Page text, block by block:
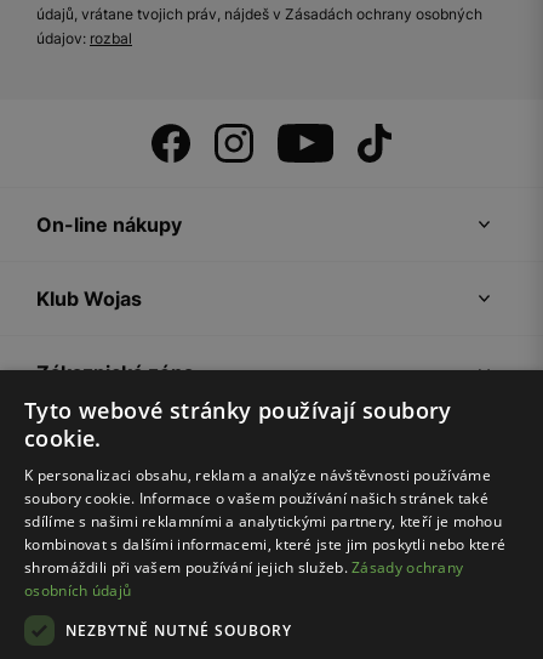
údajů, vrátane tvojich práv, nájdeš v Zásadách ochrany osobných
údajov: rozbal
On-line nákupy
Klub Wojas
Zákaznická zóna
Společnost Wojas
Rady
Tyto webové stránky používají soubory
cookie.
K personalizaci obsahu, reklam a analýze návštěvnosti používáme
soubory cookie. Informace o vašem používání našich stránek také
sdílíme s našimi reklamními a analytickými partnery, kteří je mohou
kombinovat s dalšími informacemi, které jste jim poskytli nebo které
shromáždili při vašem používání jejich služeb.Zásady ochrany
osobních údajů
NEZBYTNĚ NUTNÉ SOUBORY